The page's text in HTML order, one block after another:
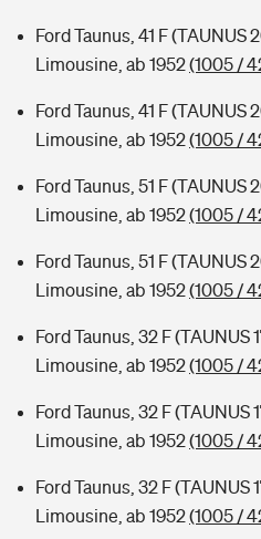
Ford Taunus, 41 F (TAUNUS
Limousine, ab 1952(1005 /
Ford Taunus, 41 F (TAUNUS
Limousine, ab 1952(1005 /
Ford Taunus, 51 F (TAUNUS
Limousine, ab 1952(1005 /
Ford Taunus, 51 F (TAUNUS
Limousine, ab 1952(1005 /
Ford Taunus, 32 F (TAUNUS
Limousine, ab 1952(1005 /
Ford Taunus, 32 F (TAUNUS
Limousine, ab 1952(1005 /
Ford Taunus, 32 F (TAUNUS
Limousine, ab 1952(1005 /